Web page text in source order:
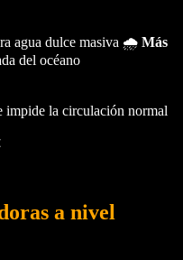
agua dulce masiva 🌧️ Más
del océano
impide la circulación normal
a nivel